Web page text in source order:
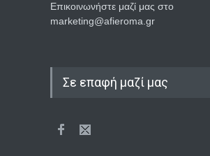
Επικοινωνήστε μαζί μας στο
marketing@afieroma.gr
Σε επαφή μαζί μας